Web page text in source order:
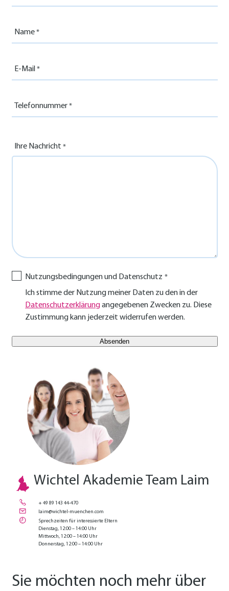
Name
E-Mail
Telefonnummer
Ihre Nachricht
Nutzungsbedingungen und Datenschutz
Ich stimme der Nutzung meiner Daten zu den in der
Datenschutzerklärungangegebenen Zwecken zu. Diese
Zustimmung kann jederzeit widerrufen werden.
E-Mail Benutzer
Wichtel Akademie Team Laim
+ 49 89 143 44-470
laim@wichtel-muenchen.com
Sprechzeiten für interessierte Eltern
Dienstag, 12:00 – 14:00 Uhr
Mittwoch, 12:00 – 14:00 Uhr
Donnerstag, 12:00 – 14:00 Uhr
Sie möchten noch mehr über